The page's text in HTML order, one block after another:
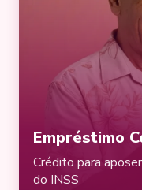
Empréstimo
Crédito para
do INSS